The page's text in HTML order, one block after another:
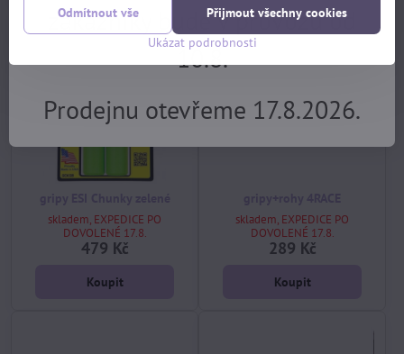
skladem, EXPEDICE PO
DOVOLENÉ 17.8.
479 Kč
Koupit
skladem, EXPEDICE PO
DOVOLENÉ 17.8.
289 Kč
Koupit
Ukázat podrobnosti
Přijmout všechny cookies
Odmítnout vše
zákazníky bude v provozu od
10.8.
Prodejnu otevřeme 17.8.2026.